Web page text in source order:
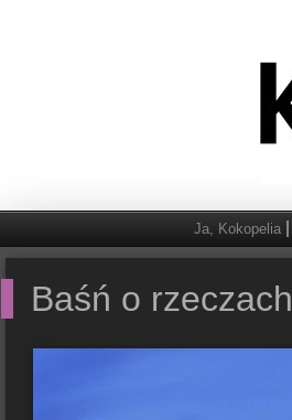
Ja, Kokopelia
Baśń o rzeczach